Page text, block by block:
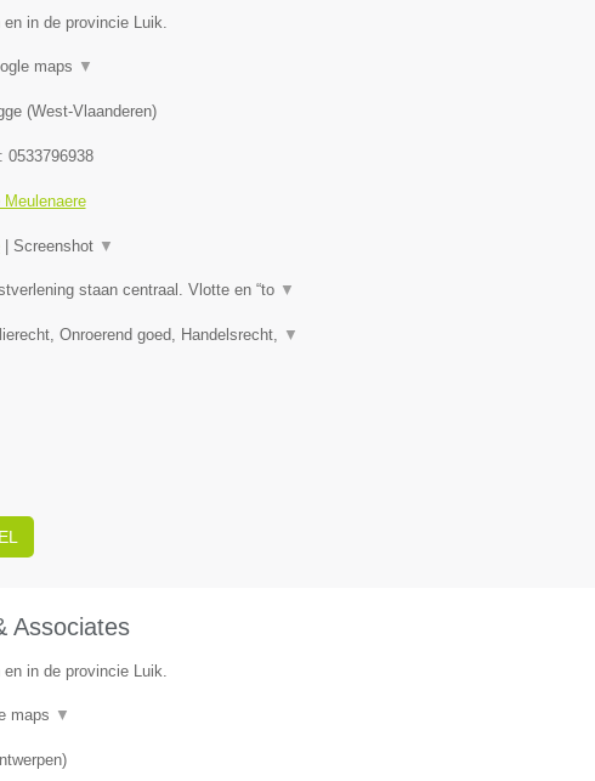
in de provincie Luik.
maps ▼
(West-Vlaanderen)
0533796938
| Screenshot ▼
staan centraal. Vlotte en “to ▼
Onroerend goed, Handelsrecht, ▼
Associates
in de provincie Luik.
maps ▼
)